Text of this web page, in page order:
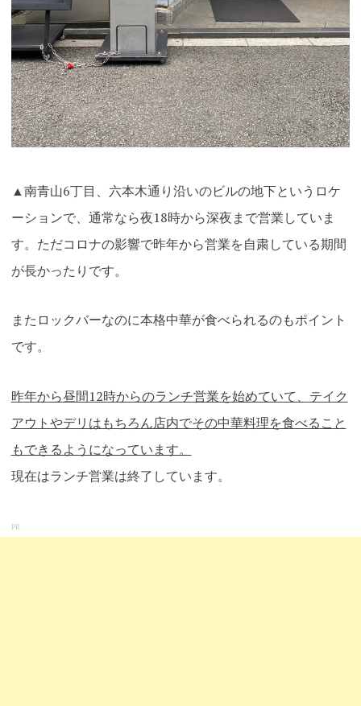
▲南青山6丁目、六本木通り沿いのビルの地下というロケ
ーションで、通常なら夜18時から深夜まで営業していま
す。ただコロナの影響で昨年から営業を自粛している期間
が長かったりです。
またロックバーなのに本格中華が食べられるのもポイント
です。
昨年から昼間12時からのランチ営業を始めていて、テイク
アウトやデリはもちろん店内でその中華料理を食べること
もできるようになっています。
現在はランチ営業は終了しています。
PR